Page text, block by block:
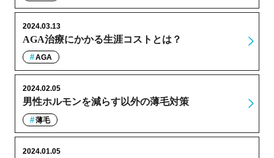
AGA治療にかかる生涯コストとは？
2024.03.13
AGA
男性ホルモンを減らす以外の薄毛対策
2024.02.05
薄毛
2024.01.05